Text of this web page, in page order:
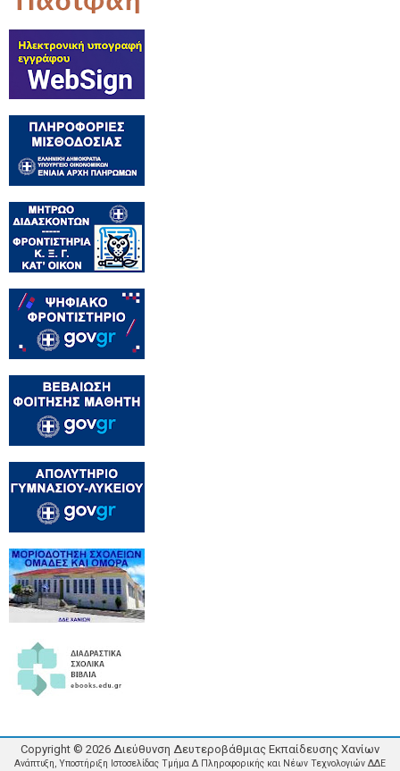
Copyright © 2026 Διεύθυνση Δευτεροβάθμιας Εκπαίδευσης Χανίων
Ανάπτυξη, Υποστήριξη Ιστοσελίδας Τμήμα Δ Πληροφορικής και Νέων Τεχνολογιών ΔΔΕ